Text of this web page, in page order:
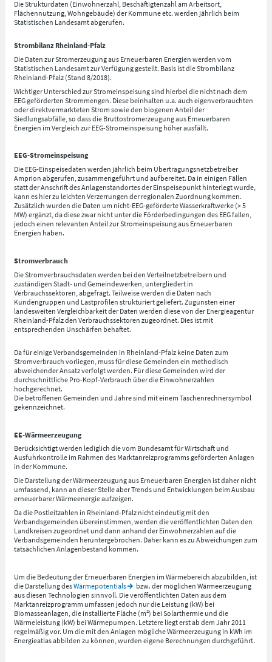
Die Strukturdaten (Einwohnerzahl, Beschäftigtenzahl am Arbeitsort,
Flächennutzung, Wohngebäude) der Kommune etc. werden jährlich beim
Statistischen Landesamt abgerufen.
Strombilanz Rheinland-Pfalz
Die Daten zur Stromerzeugung aus Erneuerbaren Energien werden vom
Statistischen Landesamt zur Verfügung gestellt. Basis ist die Strombilanz
Rheinland-Pfalz (Stand 8/2018).
Wichtiger Unterschied zur Stromeinspeisung sind hierbei die nicht nach dem
EEG geförderten Strommengen. Diese beinhalten u.a. auch eigenverbrauchten
oder direktvermarkteten Strom sowie den biogenen Anteil der
Siedlungsabfälle, so dass die Bruttostromerzeugung aus Erneuerbaren
Energien im Vergleich zur EEG-Stromeinspeisung höher ausfällt.
EEG-Stromeinspeisung
Die EEG-Einspeisedaten werden jährlich beim Übertragungsnetzbetreiber
Amprion abgerufen, zusammengeführt und aufbereitet. Da in einigen Fällen
statt der Anschrift des Anlagenstandortes der Einspeisepunkt hinterlegt wurde,
kann es hier zu leichten Verzerrungen der regionalen Zuordnung kommen.
Zusätzlich wurden die Daten um nicht-EEG-geförderte Wasserkraftwerke (> 5
MW) ergänzt, da diese zwar nicht unter die Förderbedingungen des EEG fallen,
jedoch einen relevanten Anteil zur Stromeinspeisung aus Erneuerbaren
Energien haben.
Stromverbrauch
Die Stromverbrauchsdaten werden bei den Verteilnetzbetreibern und
zuständigen Stadt- und Gemeindewerken, untergliedert in
Verbrauchssektoren, abgefragt. Teilweise werden die Daten nach
Kundengruppen und Lastprofilen strukturiert geliefert. Zugunsten einer
landesweiten Vergleichbarkeit der Daten werden diese von der Energieagentur
Rheinland-Pfalz den Verbrauchssektoren zugeordnet. Dies ist mit
entsprechenden Unschärfen behaftet.
Da für einige Verbandsgemeinden in Rheinland-Pfalz keine Daten zum
Stromverbrauch vorliegen, muss für diese Gemeinden ein methodisch
abweichender Ansatz verfolgt werden. Für diese Gemeinden wird der
durchschnittliche Pro-Kopf-Verbrauch über die Einwohnerzahlen
hochgerechnet.
Die betroffenen Gemeinden und Jahre sind mit einem Taschenrechnersymbol
gekennzeichnet.
EE-Wärmeerzeugung
Berücksichtigt werden lediglich die vom Bundesamt für Wirtschaft und
Ausfuhrkontrolle im Rahmen des Marktanreizprogramms geförderten Anlagen
in der Kommune.
Die Darstellung der Wärmeerzeugung aus Erneuerbaren Energien ist daher nicht
umfassend, kann an dieser Stelle aber Trends und Entwicklungen beim Ausbau
erneuerbarer Wärmeenergie aufzeigen.
Da die Postleitzahlen in Rheinland-Pfalz nicht eindeutig mit den
Verbandsgemeinden übereinstimmen, werden die veröffentlichten Daten den
Landkreisen zugeordnet und dann anhand der Einwohnerzahlen auf die
Verbandsgemeinden heruntergebrochen. Daher kann es zu Abweichungen zum
tatsächlichen Anlagenbestand kommen.
Um die Bedeutung der Erneuerbaren Energien im Wärmebereich abzubilden, ist
die Darstellung desWärmepotentials
bzw. der möglichen Wärmeerzeugung
aus diesen Technologien sinnvoll. Die veröffentlichten Daten aus dem
Marktanreizprogramm umfassen jedoch nur die Leistung (kW) bei
Biomasseanlagen, die installierte Fläche (m²) bei Solarthermie und die
Wärmeleistung (kW) bei Wärmepumpen. Letztere liegt erst ab dem Jahr 2011
regelmäßig vor. Um die mit den Anlagen mögliche Wärmeerzeugung in kWh im
Energieatlas abbilden zu können, wurden eigene Berechnungen durchgeführt.